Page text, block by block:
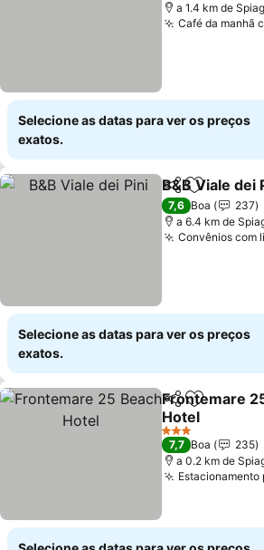
a 1.4 km de
Café da manhã
Selecione as datas para ver os preços
exatos.
PartilharAdicionar
B&B Viale dei
7,6 Boa
237
a 6.4 km de
Convênios com
Selecione as datas para ver os preços
exatos.
PartilharAdicionar
Frontemare
Hotel
Ver preços
3 Estrelas
7,7 Boa
235
a 0.2 km de
Estacionamento